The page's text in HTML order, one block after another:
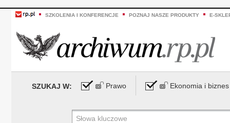
SZKOLENIA I KONFERENCJE POZNAJ NASZE PRODUKTY E-
SZUKAJ W: Prawo Ekonomia i biznes